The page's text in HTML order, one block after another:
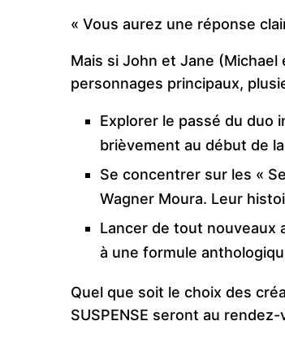
« Vous aurez une réponse
Mais si John et Jane
personnages principaux,
Explorer le passé du duo
brièvement au début de
Se concentrer sur les «
Wagner Moura. Leur
Lancer de tout nouveaux
à une formule
Quel que soit le choix des
SUSPENSE seront au rendez-